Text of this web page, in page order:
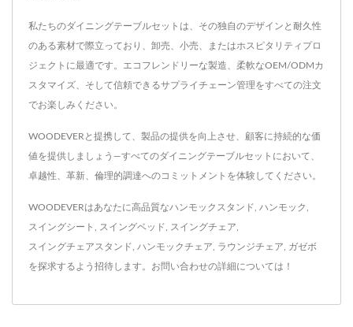
私たちのダイニングテーブルセットは、その独自のデザインと耐久性
のある素材で際立っており、卸売、小売、またはホスピタリティプロ
ジェクトに最適です。エコフレンドリーな製造、柔軟なOEM/ODMカ
スタマイズ、そして信頼できるサプライチェーン管理をすべての注文
でお楽しみください。
WOODEVERと提携して、製品の提供を向上させ、顧客に持続的な価
値を提供しましょう—すべてのダイニングテーブルセットにおいて、
卓越性、革新、倫理的調達へのコミットメントを体験してください。
WOODEVERはあなたに高品質なハンモックスタンド ハンモック
スイングシート スイングベッド スイングチェア
スイングチェアスタンド ハンモックチェア ラウンジチェア ガゼボ
を探求するよう招待します。 お問い合わせの詳細については！